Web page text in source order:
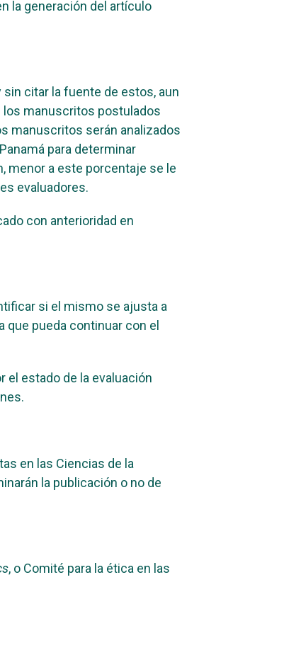
la generación del artículo
citar la fuente de estos, aun
manuscritos postulados
manuscritos serán analizados
para determinar
menor a este porcentaje se le
evaluadores.
con anterioridad en
si el mismo se ajusta a
pueda continuar con el
el estado de la evaluación
en las Ciencias de la
la publicación o no de
, o Comité para la ética en las